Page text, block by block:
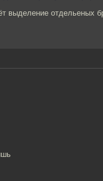
выделение отдельеных